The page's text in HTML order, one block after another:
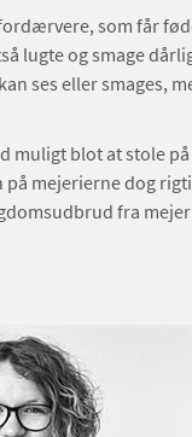
som får
lugte og smage
ses eller smages,
muligt blot at stole
på mejerierne dog
fra